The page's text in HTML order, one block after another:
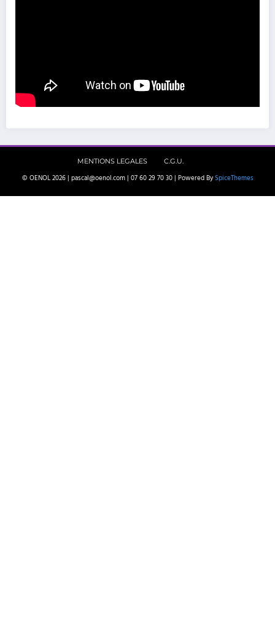
MENTIONS LEGALES C.G.U.
© OENOL 2026 | pascal@oenol.com | 07 60 29 70 30 | Powered By SpiceThemes